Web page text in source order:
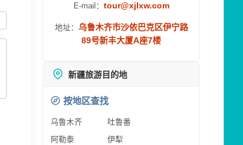
E-mail： tour@xjlxw.com
地址： 乌鲁木齐市沙依巴克区伊宁路
89号新丰大厦A座7楼
新疆旅游目的地
按地区查找
乌鲁木齐
吐鲁番
阿勒泰
伊犁